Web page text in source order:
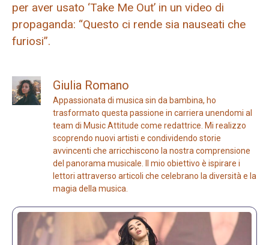
per aver usato ‘Take Me Out’ in un video di
propaganda: “Questo ci rende sia nauseati che
furiosi”.
Giulia Romano
Appassionata di musica sin da bambina, ho
trasformato questa passione in carriera unendomi al
team di Music Attitude come redattrice. Mi realizzo
scoprendo nuovi artisti e condividendo storie
avvincenti che arricchiscono la nostra comprensione
del panorama musicale. Il mio obiettivo è ispirare i
lettori attraverso articoli che celebrano la diversità e la
magia della musica.